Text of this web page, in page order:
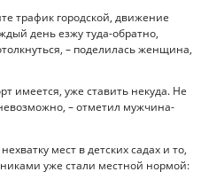
трафик городской, движение
день езжу туда-обратно,
– поделилась женщина,
имеется, уже ставить некуда. Не
– отметил мужчина-
мест в детских садах и то,
уже стали местной нормой: